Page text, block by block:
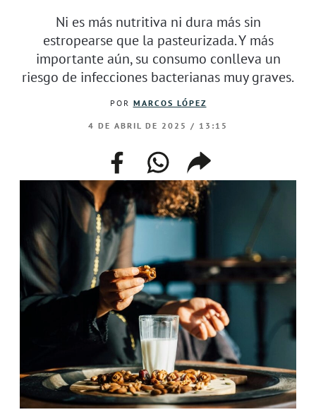
Ni es más nutritiva ni dura más sin
estropearse que la pasteurizada. Y más
importante aún, su consumo conlleva un
riesgo de infecciones bacterianas muy graves.
POR MARCOS LÓPEZ
4 DE ABRIL DE 2025 / 13:15
facebookwhatsappcompartir
enlace